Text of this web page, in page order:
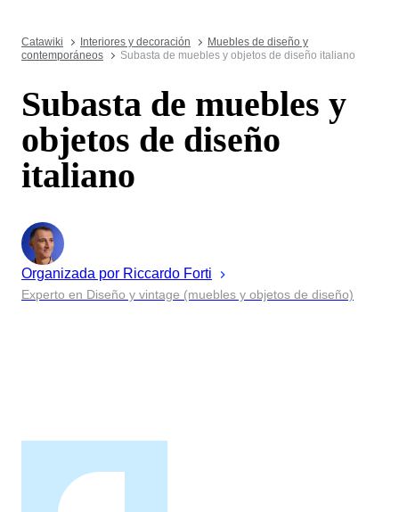
Catawiki Interiores y decoración
Muebles de diseño y
contemporáneos
Subasta de muebles y objetos de diseño italiano
Subasta de muebles y
objetos de diseño
italiano
Organizada por Riccardo Forti
Experto en Diseño y vintage (muebles y objetos de diseño)